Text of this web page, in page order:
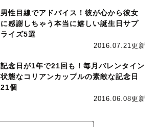
男性目線でアドバイス！彼が心から彼女
に感謝しちゃう本当に嬉しい誕生日サプ
ライズ5選
2016.07.21更新
記念日が1年で21回も！毎月バレンタイン
状態なコリアンカップルの素敵な記念日
21個
2016.06.08更新